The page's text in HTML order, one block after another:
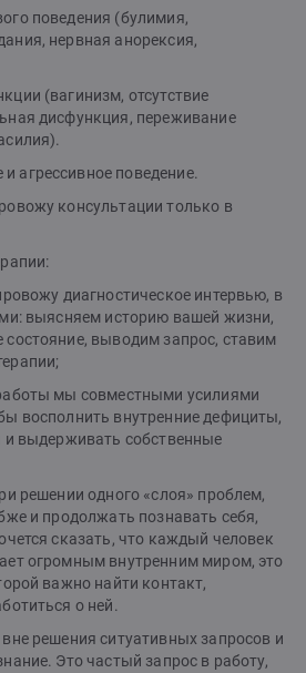
поведения (булимия,
нервная анорексия,
(вагинизм, отсутствие
дисфункция, переживание
агрессивное поведение.
консультации только в
диагностическое интервью, в
выясняем историю вашей жизни,
состояние, выводим запрос, ставим
мы совместными усилиями
восполнить внутренние дефициты,
и выдерживать собственные
решении одного «слоя» проблем,
и продолжать познавать себя,
сказать, что каждый человек
огромным внутренним миром, это
важно найти контакт,
о ней.
решения ситуативных запросов и
Это частый запрос в работу,